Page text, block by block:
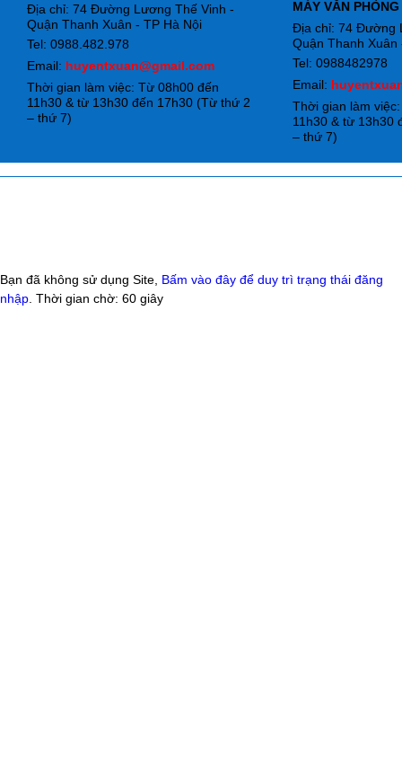
Địa chỉ: 74 Đường Lương Thế Vinh -
Quận Thanh Xuân - TP Hà Nội
Tel: 0988.482.978
Email: huyentxuan@gmail.com
Thời gian làm việc: Từ 08h00 đến
11h30 & từ 13h30 đến 17h30 (Từ thứ 2
– thứ 7)
MÁY VĂN PHÒNG
Địa chỉ: 74 Đường
Quận Thanh Xuân
Tel: 0988482978
Email:
Thời gian làm
11h30 & từ 13h30
– thứ 7)
Bạn đã không sử dụng Site, Bấm vào đây để duy trì trạng thái đăng
nhập . Thời gian chờ: 60 giây